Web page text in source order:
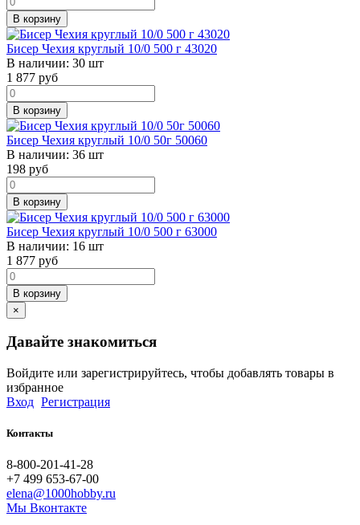
В корзину
Бисер Чехия круглый 10/0 500 г 43020
В наличии: 30 шт
1 877 руб
В корзину
Бисер Чехия круглый 10/0 50г 50060
В наличии: 36 шт
198 руб
В корзину
Бисер Чехия круглый 10/0 500 г 63000
В наличии: 16 шт
1 877 руб
В корзину
×
Давайте знакомиться
Войдите или зарегистрируйтесь, чтобы добавлять товары в
избранное
Вход Регистрация
Контакты
8-800-201-41-28
+7 499 653-67-00
elena@1000hobby.ru
Мы Вконтакте